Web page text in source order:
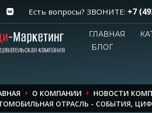
Есть вопросы? ЗВОНИТЕ: +7
ГЛАВНАЯ
БЛОГ
О КОМПАНИИ
НОВОСТИ
ОТРАСЛЬ - СОБЫТИЯ,